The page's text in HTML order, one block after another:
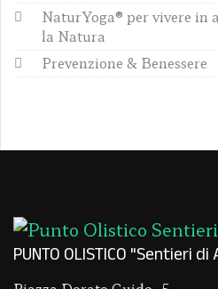
NaturYoga® per vivere in
la Natura
Prevenzione & Benessere
PUNTO OLISTICO "Sentieri